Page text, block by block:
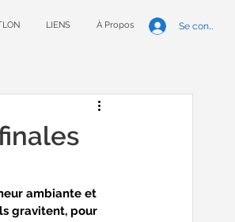
LIENS À Propos Se connecter
ambiante et
gravitent, pour